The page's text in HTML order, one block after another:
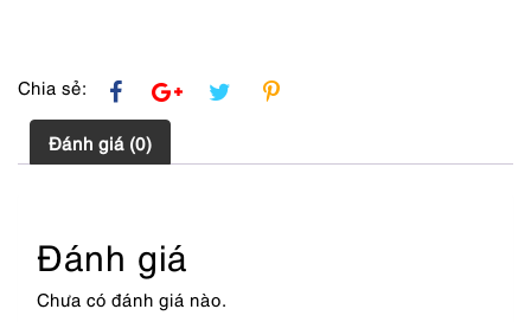
lượng
Chia sẻ:
Đánh giá (0)
Đánh giá
Chưa có đánh giá nào.